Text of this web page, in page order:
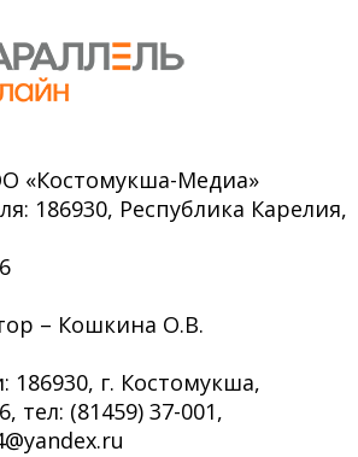
«Костомукша-Медиа»
186930, Республика Карелия,
– Кошкина О.В.
186930, г. Костомукша,
тел: (81459) 37-001,